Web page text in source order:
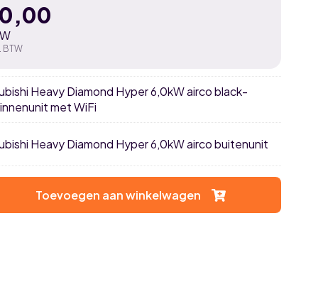
BTW
Heavy Diamond Hyper 6,0kW airco black-
met WiFi
Heavy Diamond Hyper 6,0kW airco buitenunit
Toevoegen aan winkelwagen